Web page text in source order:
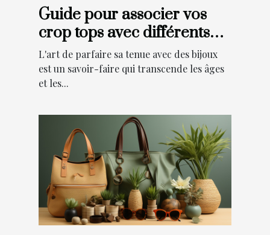
Guide pour associer vos
crop tops avec différents
types de bijoux
L'art de parfaire sa tenue avec des bijoux
est un savoir-faire qui transcende les âges
et les...